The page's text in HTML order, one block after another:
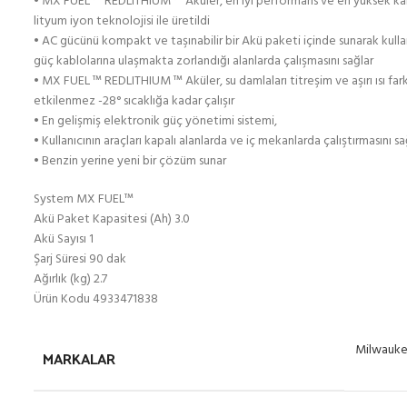
lityum iyon teknolojisi ile üretildi
• AC gücünü kompakt ve taşınabilir bir Akü paketi içinde sunarak
güç kablolarına ulaşmakta zorlandığı alanlarda çalışmasını sağlar
• MX FUEL ™ REDLITHIUM ™ Aküler, su damlaları titreşim ve aşırı ısı
etkilenmez -28° sıcaklığa kadar çalışır
• En gelişmiş elektronik güç yönetimi sistemi,
• Kullanıcının araçları kapalı alanlarda ve iç mekanlarda çalıştırmasını
• Benzin yerine yeni bir çözüm sunar
System MX FUEL™
Akü Paket Kapasitesi (Ah) 3.0
Akü Sayısı 1
Şarj Süresi 90 dak
Ağırlık (kg) 2.7
Ürün Kodu 4933471838
MARKALAR